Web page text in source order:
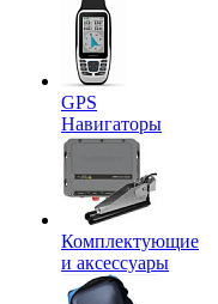
GPS
Навигаторы
Комплектующие
и аксессуары